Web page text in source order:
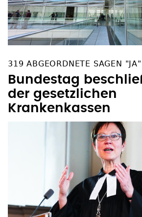
319 ABGEORDNETE SAGEN "JA"
Bundestag
der gesetzlichen
Krankenkassen